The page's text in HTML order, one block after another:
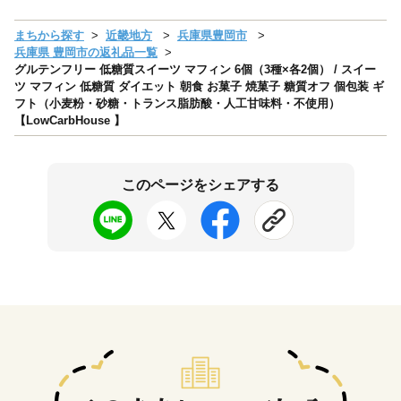
まちから探す 近畿地方
兵庫県豊岡市
兵庫県 豊岡市の返礼品一覧
グルテンフリー 低糖質スイーツ マフィン 6個（3種×各2個） / スイー
ツ マフィン 低糖質 ダイエット 朝食 お菓子 焼菓子 糖質オフ 個包装 ギ
フト（小麦粉・砂糖・トランス脂肪酸・人工甘味料・不使用）
【LowCarbHouse 】
このページをシェアする